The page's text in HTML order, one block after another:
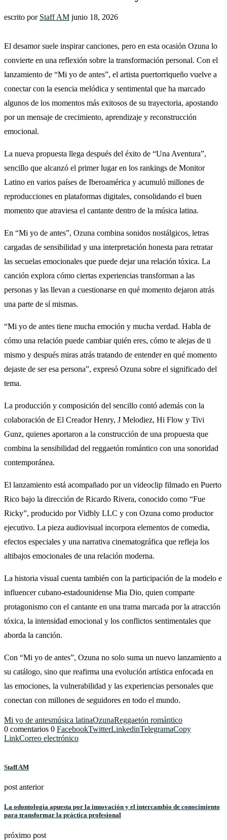
escrito por Staff AM junio 18, 2026
El desamor suele inspirar canciones, pero en esta ocasión Ozuna lo
convierte en una reflexión sobre la transformación personal. Con el
lanzamiento de “Mi yo de antes”, el artista puertorriqueño vuelve a
conectar con la esencia melódica y sentimental que ha marcado
algunos de los momentos más exitosos de su trayectoria, apostando
por un mensaje de crecimiento, aprendizaje y reconstrucción
emocional.
La nueva propuesta llega después del éxito de “Una Aventura”,
sencillo que alcanzó el primer lugar en los rankings de Monitor
Latino en varios países de Iberoamérica y acumuló millones de
reproducciones en plataformas digitales, consolidando el buen
momento que atraviesa el cantante dentro de la música latina.
En “Mi yo de antes”, Ozuna combina sonidos nostálgicos, letras
cargadas de sensibilidad y una interpretación honesta para retratar
las secuelas emocionales que puede dejar una relación tóxica. La
canción explora cómo ciertas experiencias transforman a las
personas y las llevan a cuestionarse en qué momento dejaron atrás
una parte de sí mismas.
“Mi yo de antes tiene mucha emoción y mucha verdad. Habla de
cómo una relación puede cambiar quién eres, cómo te alejas de ti
mismo y después miras atrás tratando de entender en qué momento
dejaste de ser esa persona”, expresó Ozuna sobre el significado del
tema.
La producción y composición del sencillo contó además con la
colaboración de El Creador Henry, J Melodiez, Hi Flow y Tivi
Gunz, quienes aportaron a la construcción de una propuesta que
combina la sensibilidad del reggaetón romántico con una sonoridad
contemporánea.
El lanzamiento está acompañado por un videoclip filmado en Puerto
Rico bajo la dirección de Ricardo Rivera, conocido como “Fue
Ricky”, producido por Vidbly LLC y con Ozuna como productor
ejecutivo. La pieza audiovisual incorpora elementos de comedia,
efectos especiales y una narrativa cinematográfica que refleja los
altibajos emocionales de una relación moderna.
La historia visual cuenta también con la participación de la modelo e
influencer cubano-estadounidense Mia Dio, quien comparte
protagonismo con el cantante en una trama marcada por la atracción
tóxica, la intensidad emocional y los conflictos sentimentales que
aborda la canción.
Con “Mi yo de antes”, Ozuna no solo suma un nuevo lanzamiento a
su catálogo, sino que reafirma una evolución artística enfocada en
las emociones, la vulnerabilidad y las experiencias personales que
conectan con millones de seguidores en todo el mundo.
Mi yo de antesmúsica latinaOzunaReggaetón romántico
0 comentarios 0 FacebookTwitterLinkedinTelegramaCopy
LinkCorreo electrónico
Staff AM
post anterior
La odontología apuesta por la innovación y el intercambio de conocimiento
para transformar la práctica profesional
próximo post